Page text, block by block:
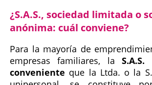
¿S.A.S., sociedad limitada o
anónima: cuál conviene?
Para la mayoría de
empresas familiares, la
conveniente que la Ltda. o la